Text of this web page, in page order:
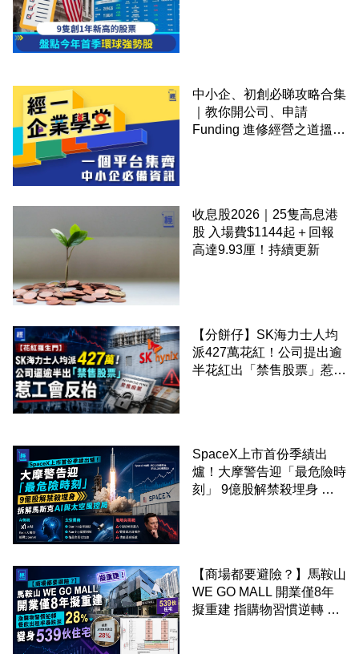
中小企、初創必睇攻略合集
｜教你開公司、申請
Funding 進修經營之道搵大
收息股2026｜25隻高息港
股 入場費$1144起＋回報
高達9.93厘！持續更新
【分餅仔】SK海力士人均
派427萬花紅！公司提出逾
半花紅出「禁售股票」惹工
SpaceX上市首份季績出
爐！大摩警告迎「最危險時
刻」 9億股解禁殺埋身 拆
【商場都要避險？】馬鞍山
WE GO MALL 開業僅8年
擬重建 指購物習慣逆轉 餐